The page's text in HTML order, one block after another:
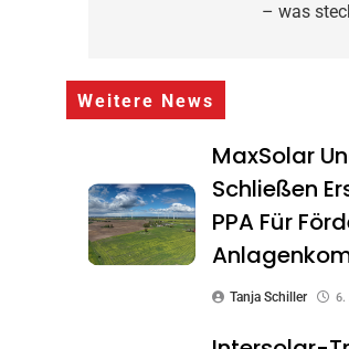
– was
Weitere News
MaxSolar
Schließen
PPA Für
Tanja Schiller 6.